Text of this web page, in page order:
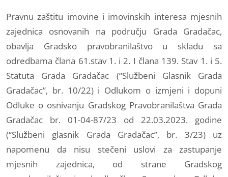
Pravnu zaštitu imovine i imovinskih interesa mjesnih
zajednica osnovanih na području Grada Gradačac,
obavlja Gradsko pravobranilaštvo u skladu sa
odredbama člana 61.stav 1. i 2. I člana 139. Stav 1. i 5.
Statuta Grada Gradačac (“Službeni Glasnik Grada
Gradačac”, br. 10/22) i Odlukom o izmjeni i dopuni
Odluke o osnivanju Gradskog Pravobranilaštva Grada
Gradačac br. 01-04-87/23 od 22.03.2023. godine
(“Službeni glasnik Grada Gradačac”, br. 3/23) uz
napomenu da nisu stečeni uslovi za zastupanje
mjesnih zajednica, od strane Gradskog